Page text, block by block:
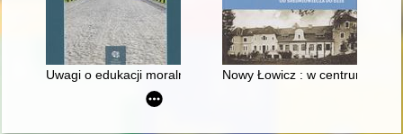
Uwagi o edukacji moralnej synów szlacheckich w XVI-
Nowy Łowicz : w centrum